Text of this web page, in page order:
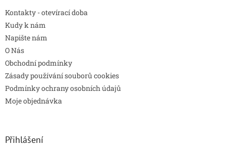
Kontakty - otevírací doba
Kudy k nám
Napište nám
O Nás
Obchodní podmínky
Zásady používání souborů cookies
Podmínky ochrany osobních údajů
Moje objednávka
Přihlášení